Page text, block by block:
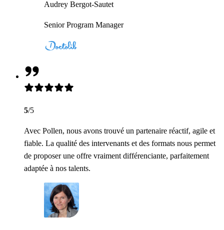
Audrey Bergot-Sautet
Senior Program Manager
5/5
Avec Pollen, nous avons trouvé un partenaire réactif, agile et
fiable. La qualité des intervenants et des formats nous permet
de proposer une offre vraiment différenciante, parfaitement
adaptée à nos talents.